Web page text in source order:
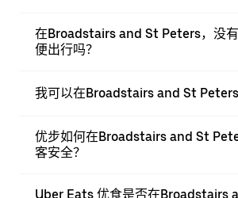
在Broadstairs and St Peters，没
便出行吗？
我可以在Broadstairs and St
优步如何在Broadstairs and St
客安全？
Uber Eats 优食是否在Broadstairs